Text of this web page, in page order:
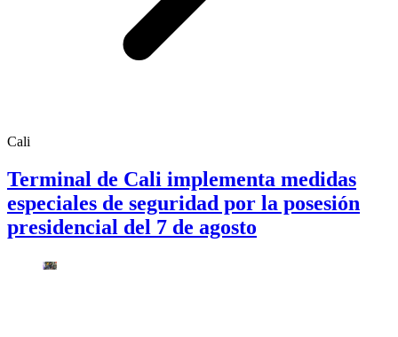
Cali
Terminal de Cali implementa medidas
especiales de seguridad por la posesión
presidencial del 7 de agosto